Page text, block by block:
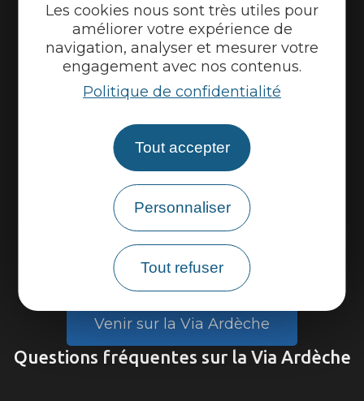
Les cookies nous sont très utiles pour
améliorer votre expérience de
navigation, analyser et mesurer votre
engagement avec nos contenus.
Politique de confidentialité
Tout accepter
Personnaliser
Tout refuser
Marque Accueil Vélo
Espace presse
Espace pro
Partenaires
Venir sur la Via Ardèche
Questions fréquentes sur la Via Ardèche